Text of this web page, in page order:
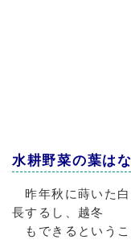
水耕野菜の葉は
昨年秋に蒔いた白
長するし、越冬
もできるというこ